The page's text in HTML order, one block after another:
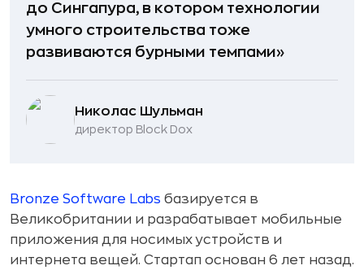
до Сингапура, в котором технологии
умного строительства тоже
развиваются бурными темпами»
Николас Шульман
директор Block Dox
Bronze Software Labs базируется в
Великобритании и разрабатывает мобильные
приложения для носимых устройств и
интернета вещей. Стартап основан 6 лет назад.